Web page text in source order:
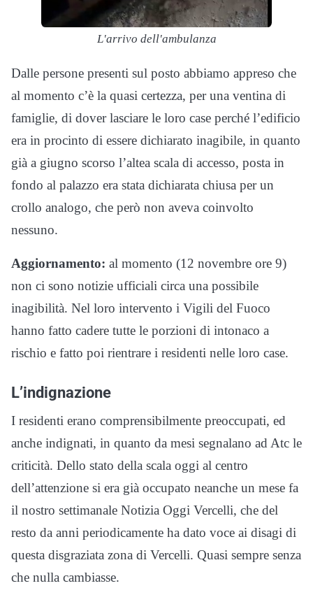
L'arrivo dell'ambulanza
Dalle persone presenti sul posto abbiamo appreso che
al momento c’è la quasi certezza, per una ventina di
famiglie, di dover lasciare le loro case perché l’edificio
era in procinto di essere dichiarato inagibile, in quanto
già a giugno scorso l’altea scala di accesso, posta in
fondo al palazzo era stata dichiarata chiusa per un
crollo analogo, che però non aveva coinvolto
nessuno.
Aggiornamento: al momento (12 novembre ore 9)
non ci sono notizie ufficiali circa una possibile
inagibilità. Nel loro intervento i Vigili del Fuoco
hanno fatto cadere tutte le porzioni di intonaco a
rischio e fatto poi rientrare i residenti nelle loro case.
L’indignazione
I residenti erano comprensibilmente preoccupati, ed
anche indignati, in quanto da mesi segnalano ad Atc le
criticità. Dello stato della scala oggi al centro
dell’attenzione si era già occupato neanche un mese fa
il nostro settimanale Notizia Oggi Vercelli, che del
resto da anni periodicamente ha dato voce ai disagi di
questa disgraziata zona di Vercelli. Quasi sempre senza
che nulla cambiasse.